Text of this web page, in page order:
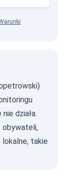
działa.
obywateli,
lokalne, takie